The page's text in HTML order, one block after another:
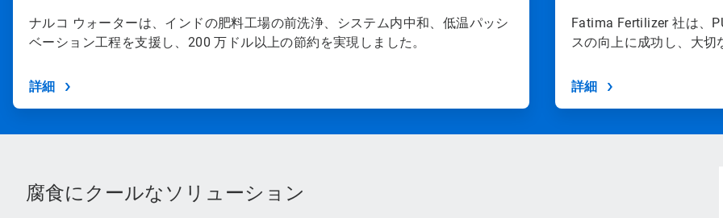
ナルコ ウォーターは、インドの肥料工場の前洗浄、システム内中和、低温パッシ
ベーション工程を支援し、200 万ドル以上の節約を実現しました。
詳細
Fatima Fertilizer 社は、
スの向上に成功し、大
詳細
腐食にクールなソリューション